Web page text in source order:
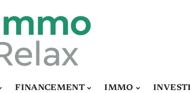
FINANCEMENT IMMO